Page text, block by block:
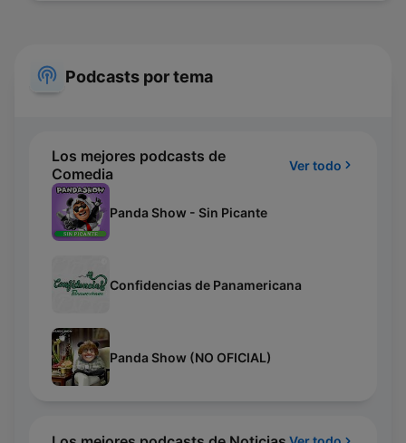
Podcasts por tema
Los mejores podcasts de
Comedia
Ver todo
Panda Show - Sin Picante
Confidencias de Panamericana
Panda Show (NO OFICIAL)